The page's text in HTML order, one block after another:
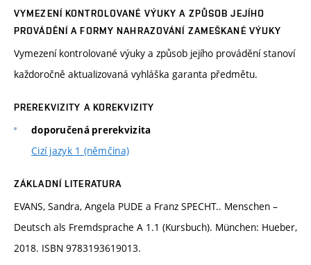
VYMEZENÍ KONTROLOVANÉ VÝUKY A ZPŮSOB JEJÍHO
PROVÁDĚNÍ A FORMY NAHRAZOVÁNÍ ZAMEŠKANÉ VÝUKY
Vymezení kontrolované výuky a způsob jejího provádění stanoví
každoročně aktualizovaná vyhláška garanta předmětu.
PREREKVIZITY A KOREKVIZITY
doporučená prerekvizita
Cizí jazyk 1 (němčina)
ZÁKLADNÍ LITERATURA
EVANS, Sandra, Angela PUDE a Franz SPECHT.. Menschen –
Deutsch als Fremdsprache A 1.1 (Kursbuch). München: Hueber,
2018. ISBN 9783193619013.